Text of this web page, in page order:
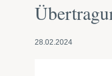
28.02.2024